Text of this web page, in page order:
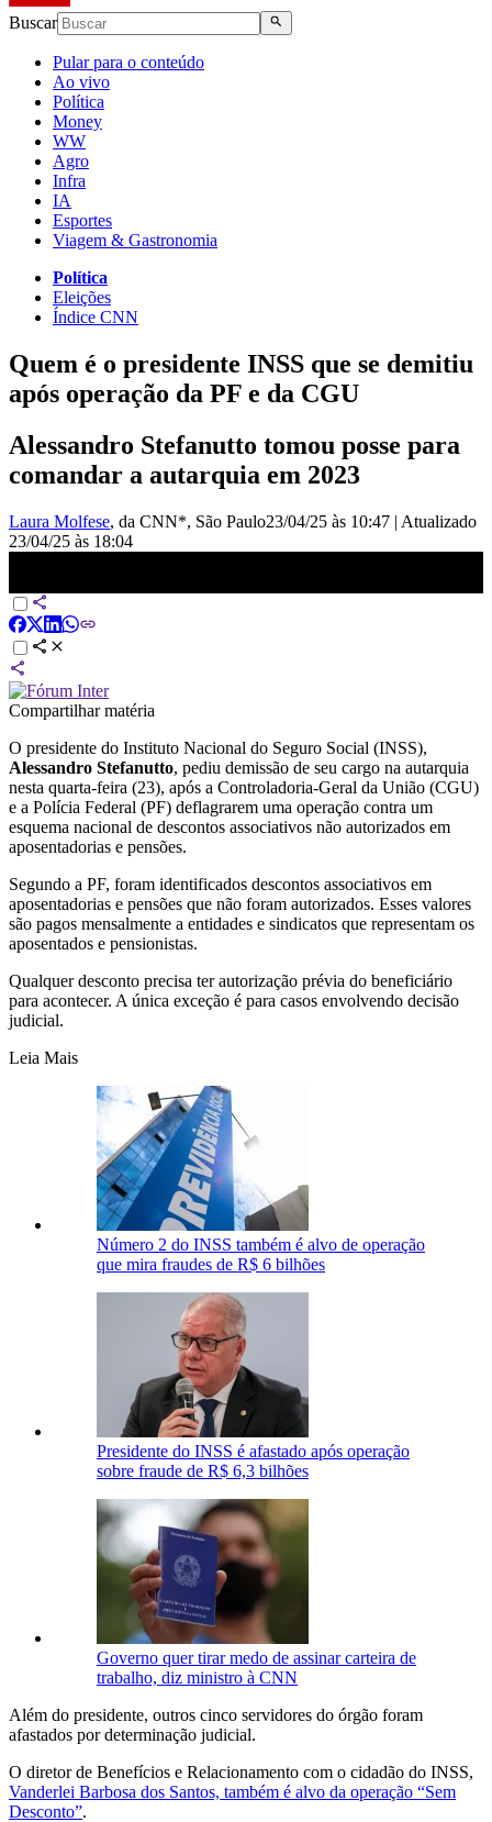
Buscar
Pular para o conteúdo
Ao vivo
Política
Money
WW
Agro
Infra
IA
Esportes
Viagem & Gastronomia
Política
Eleições
Índice CNN
Quem é o presidente INSS que se demitiu
após operação da PF e da CGU
Alessandro Stefanutto tomou posse para
comandar a autarquia em 2023
Laura Molfese, da CNN*, São Paulo23/04/25 às 10:47 | Atualizado
23/04/25 às 18:04
Compartilhar matéria
O presidente do Instituto Nacional do Seguro Social (INSS),
Alessandro Stefanutto, pediu demissão de seu cargo na autarquia
nesta quarta-feira (23), após a Controladoria-Geral da União (CGU)
e a Polícia Federal (PF) deflagrarem uma operação contra um
esquema nacional de descontos associativos não autorizados em
aposentadorias e pensões.
Segundo a PF, foram identificados descontos associativos em
aposentadorias e pensões que não foram autorizados. Esses valores
são pagos mensalmente a entidades e sindicatos que representam os
aposentados e pensionistas.
Qualquer desconto precisa ter autorização prévia do beneficiário
para acontecer. A única exceção é para casos envolvendo decisão
judicial.
Leia Mais
Número 2 do INSS também é alvo de operação
que mira fraudes de R$ 6 bilhões
Presidente do INSS é afastado após operação
sobre fraude de R$ 6,3 bilhões
Governo quer tirar medo de assinar carteira de
trabalho, diz ministro à CNN
Além do presidente, outros cinco servidores do órgão foram
afastados por determinação judicial.
O diretor de Benefícios e Relacionamento com o cidadão do INSS,
Vanderlei Barbosa dos Santos, também é alvo da operação “Sem
Desconto”.